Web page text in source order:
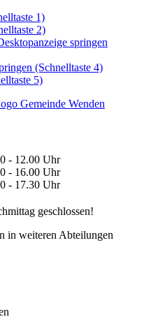
1)
2)
springen
(Schnelltaste 4)
5)
- 12.00 Uhr
- 16.00 Uhr
- 17.30 Uhr
geschlossen!
in weiteren Abteilungen